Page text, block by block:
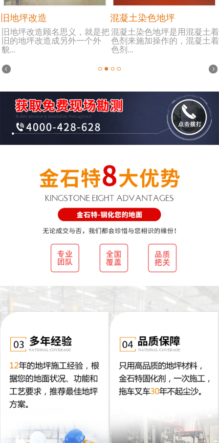
旧地坪改造
旧地坪改造顾名思义，就是把
旧的地坪改造成另外一个外
貌...
混凝土染色地坪
混凝土染色地坪是用混凝土着
色剂来施加操作的，混凝土着
色剂...